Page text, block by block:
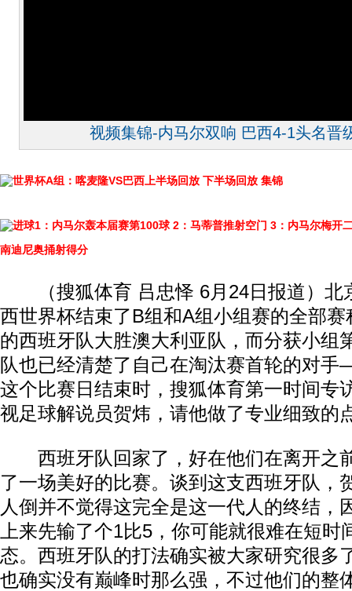
视频集锦-内马尔双响 巴西4-1头名晋
世界杯A组：喀麦隆VS巴西上半场回放 下半场回放 集锦
进球1：内马尔轰本届赛第100球 2：马蒂普推射空门 3：内马尔梅开
南迪尼奥捅射得分
（搜狐体育 吕忠怿 6月24日报道）北
西世界杯结束了B组和A组小组赛的全部
的西班牙队大胜澳大利亚队，而分获小组
队也已经清楚了自己在淘汰赛首轮的对
这个比赛日结束时，搜狐体育第一时间专
视足球解说员贺炜，请他做了专业细致的
西班牙队回家了，好在他们在离开之
了一场美好的比赛。谈到这支西班牙队，
人倒并不觉得这完全是这一代人的终结，
上来先输了个1比5，你可能就很难在短时
态。西班牙队的打法确实被大家研究很多
也确实没有巅峰时那么强，不过他们的整